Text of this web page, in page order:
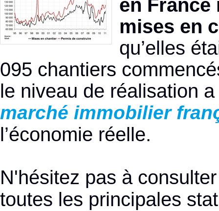
en
mises en
qu’elles
095 chantiers
le niveau de réalisation
marché immobilier
l’économie réelle.
N'hésitez pas à
toutes les principales